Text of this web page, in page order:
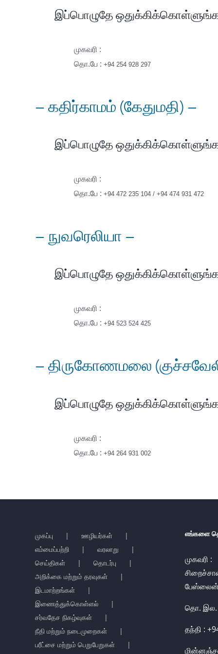
இப்பொழுதே
முகவரி :
தொ.பே : +94 254 928 297
– கதிர்காமம் (கேதுமதி) –
இப்பொழுதே
முகவரி :
தொ.பே : +94 472 235 104 / +94 474 931 472
– நுவரெலியா –
இப்பொழுதே
முகவரி :
தொ.பே : +94 523 524 425
– திருகோணமலை
இப்பொழுதே
முகவரி :
தொ.பே : +94 264 931 002
முகப்பு
ஊழியர்கள்
எம்மைப்பற்றி
வரலாறு
செய்திகள்
தொடர்பு
அறிக்கை மற்றும் தரவுகள்
இடமாற்றங்கள்
இணைத்துக்கொள்ளல்
சர்வதேச நிகழ்வுகள்
நீதி மற்றும் நடைமுறைகள்
பரீட்சை மற்றும் பெறுபேறுகள்
எங்களை
முகவரி :
பேஸ்லைன்
தொ. இல. :
தந்தி :